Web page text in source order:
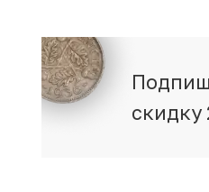
скидку